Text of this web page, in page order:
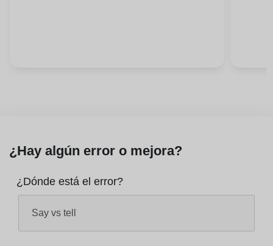
¿Hay algún error o mejora?
¿Dónde está el error?